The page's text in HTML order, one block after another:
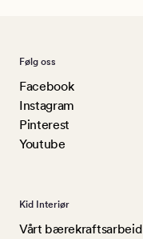
Følg oss
Facebook
Instagram
Pinterest
Youtube
Kid Interiør
Vårt bærekraftsarbeid